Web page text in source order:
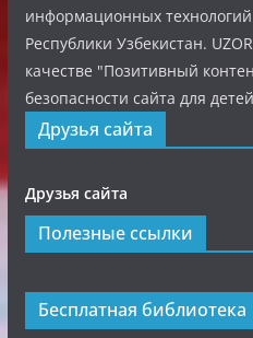
информационных
Республики Узбекистан.
качестве "Позитивный
безопасности сайта для
Друзья сайта
Друзья сайта
Полезные ссылки
Бесплатная библиотека